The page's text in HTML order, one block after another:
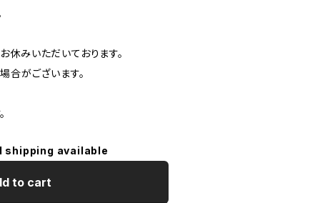
みいただいております。
合がございます。
shipping available
to cart